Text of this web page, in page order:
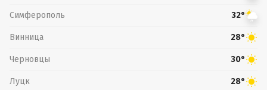
Симферополь 32°
Винница 28°
Черновцы 30°
Луцк 28°